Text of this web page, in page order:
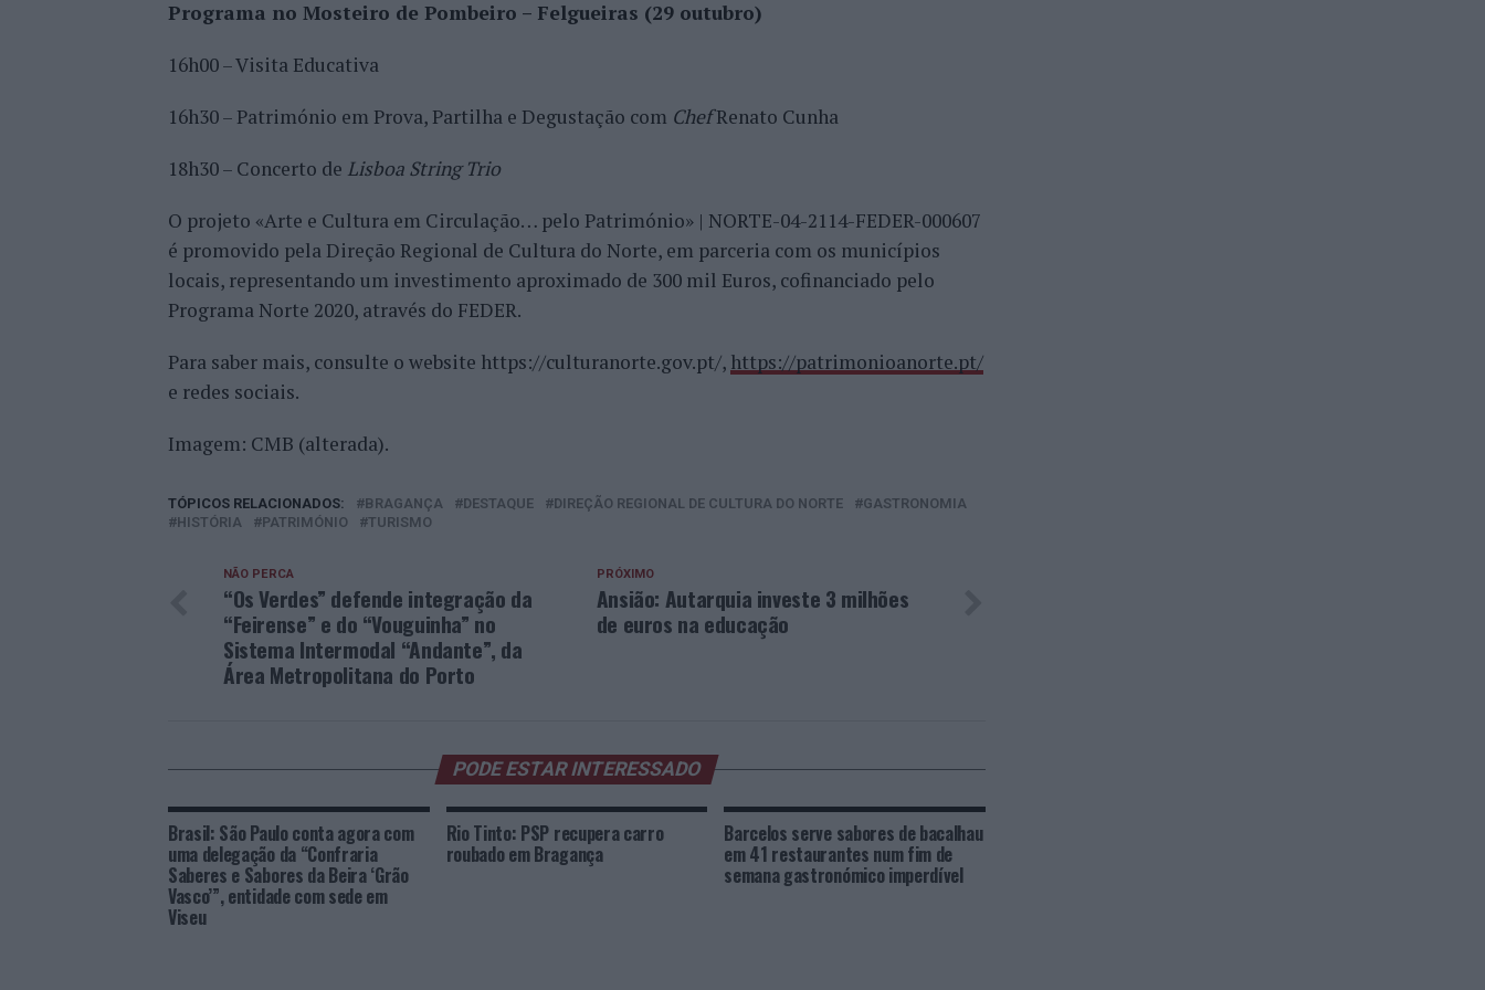
Programa no Mosteiro de Pombeiro – Felgueiras (29 outubro)
16h00 – Visita Educativa
16h30 – Património em Prova, Partilha e Degustação com ChefRenato Cunha
18h30 – Concerto de Lisboa String Trio
O projeto «Arte e Cultura em Circulação… pelo Património» | NORTE-04-2114-FEDER-000607
é promovido pela Direção Regional de Cultura do Norte, em parceria com os municípios
locais, representando um investimento aproximado de 300 mil Euros, cofinanciado pelo
Programa Norte 2020, através do FEDER.
Para saber mais, consulte o website https://culturanorte.gov.pt/, https://patrimonioanorte.pt/
e redes sociais.
Imagem: CMB (alterada).
TÓPICOS RELACIONADOS: BRAGANÇA DESTAQUE DIREÇÃO REGIONAL DE CULTURA DO NORTE
GASTRONOMIA
HISTÓRIA
PATRIMÓNIO TURISMO
PRÓXIMO
Ansião: Autarquia investe 3 milhões
de euros na educação
NÃO PERCA
“Os Verdes” defende integração da
“Feirense” e do “Vouguinha” no
Sistema Intermodal “Andante”, da
Área Metropolitana do Porto
PODE ESTAR INTERESSADO
Brasil: São Paulo conta agora com
uma delegação da “Confraria
Saberes e Sabores da Beira ‘Grão
Vasco’”, entidade com sede em
Viseu
Rio Tinto: PSP recupera carro
roubado em Bragança
Barcelos serve sabores de bacalhau
em 41 restaurantes num fim de
semana gastronómico imperdível